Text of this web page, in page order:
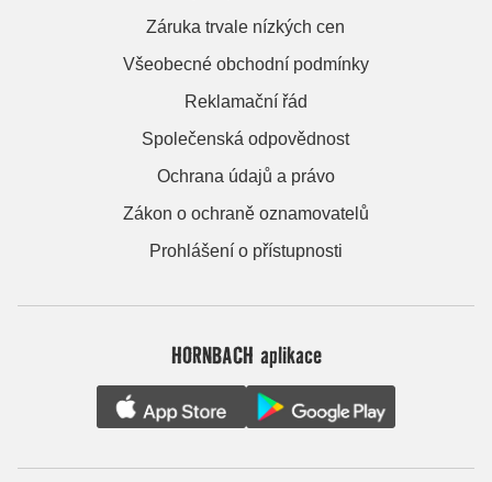
Záruka trvale nízkých cen
Všeobecné obchodní podmínky
Reklamační řád
Společenská odpovědnost
Ochrana údajů a právo
Zákon o ochraně oznamovatelů
Prohlášení o přístupnosti
HORNBACH aplikace